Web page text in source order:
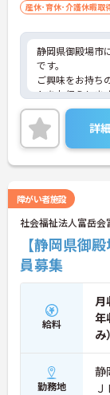
産休･育休･介護休暇取
静岡県御殿場市
です。
ご興味をお持ち
トをお伝えしま
いませ。
詳
障がい者施設
社会福祉法人富岳会
【静岡県御
員募集
給料
月
年
み）
勤務地
静